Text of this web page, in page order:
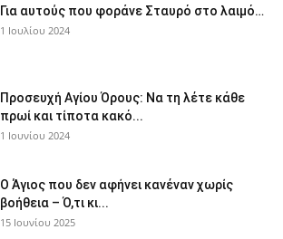
Για αυτούς που φοράνε Σταυρό στο λαιμό…
1 Ιουλίου 2024
Προσευχή Αγίου Όρους: Να τη λέτε κάθε
πρωί και τίποτα κακό...
1 Ιουνίου 2024
Ο Άγιος που δεν αφήνει κανέναν χωρίς
βοήθεια – Ό,τι κι...
15 Ιουνίου 2025